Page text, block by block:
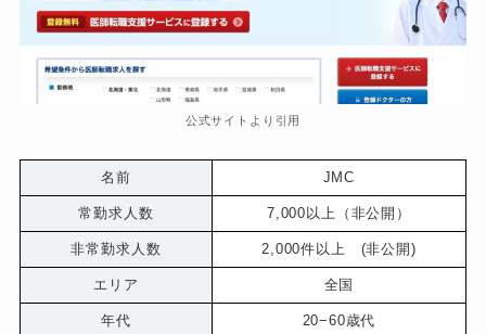
公式サイトより引用
名前 JMC
常勤求人数 7,000以上（非公開）
非常勤求人数 2,000件以上 (非公開)
エリア 全国
年代 20−60歳代